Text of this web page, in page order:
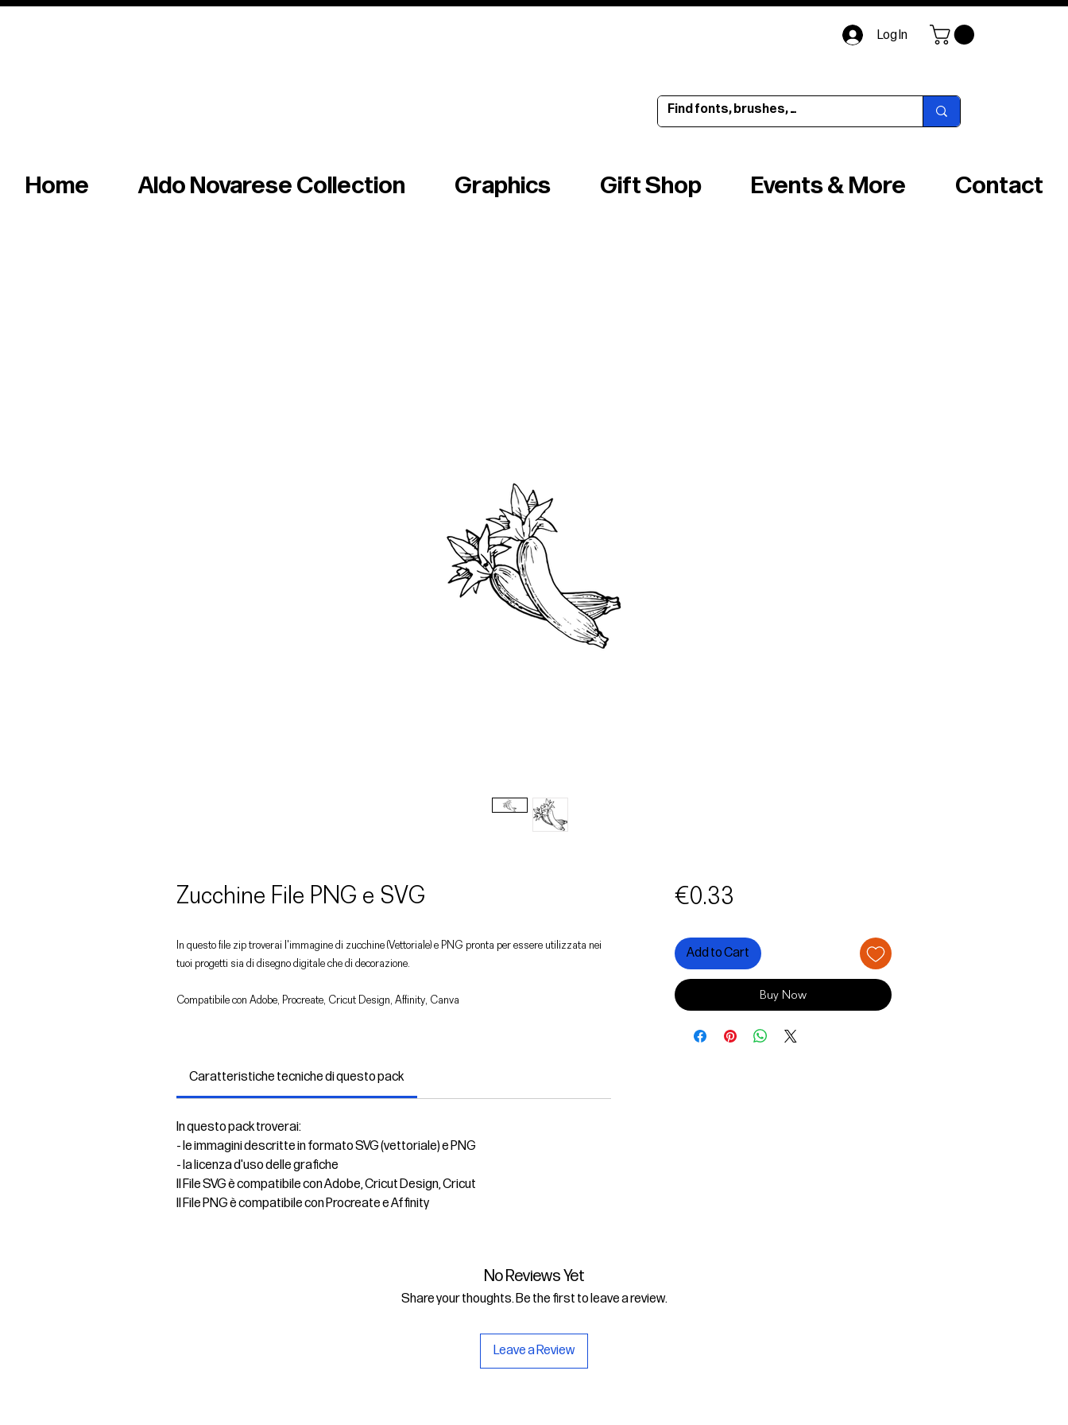
Log In
Home Aldo Novarese Collection Graphics Gift Shop Events & More Contact
Zucchine File PNG e SVG
In questo file zip troverai l'immagine di zucchine (Vettoriale) e PNG pronta per essere utilizzata nei
tuoi progetti sia di disegno digitale che di decorazione.
Compatibile con Adobe, Procreate, Cricut Design, Affinity, Canva
Caratteristiche tecniche di questo pack
In questo pack troverai:
- le immagini descritte in formato SVG (vettoriale) e PNG
- la licenza d'uso delle grafiche
Il File SVG è compatibile con Adobe, Cricut Design, Cricut
Il File PNG è compatibile con Procreate e Affinity
€0.33
Add to Cart
Buy Now
No Reviews Yet
Share your thoughts. Be the first to leave a review.
Leave a Review